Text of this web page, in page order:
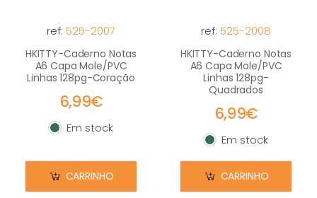
ref: 525-2007
HKITTY-Caderno Notas
A6 Capa Mole/PVC
Linhas 128pg-Coração
6,99€
Em stock
Em stock
CARRINHO
ref: 525-2008
HKITTY-Caderno Notas
A6 Capa Mole/PVC
Linhas 128pg-
Quadrados
6,99€
Em stock
Em stock
CARRINHO